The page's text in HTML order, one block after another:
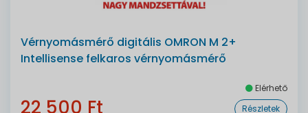
Vérnyomásmérő digitális OMRON M 2+
Intellisense felkaros vérnyomásmérő
Elérhető
22 500 Ft Részletek